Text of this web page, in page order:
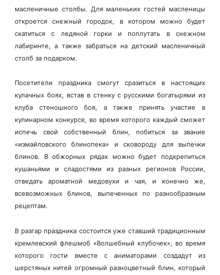
масленичные столбы. Для маленьких гостей масленицы
откроется снежный городок, в котором можно будет
скатиться с ледяной горки и поплутать в снежном
лабиринте, а также забраться на детский масленичный
столб за подарком.
Посетители праздника смогут сразиться в настоящих
кулачных боях, встав в стенку с русскими богатырями из
клуба стеношного боя, а также принять участие в
кулинарном конкурсе, во время которого каждый сможет
испечь свой собственный блин, побиться за звание
«измайловского блинопека» и сковороду для выпечки
блинов. В обжорных рядах можно будет подкрепиться
кушаньями и сладостями из разных регионов России,
отведать ароматной медовухи и чая, и конечно же,
всевозможных блинов, выпеченных по разнообразным
рецептам.
В разгар праздника состоится уже ставший традиционным
кремлевский флешмоб «Волшебный клубочек», во время
которого гости вместе с аниматорами создадут из
шерстяных нитей огромный разноцветный блин, который